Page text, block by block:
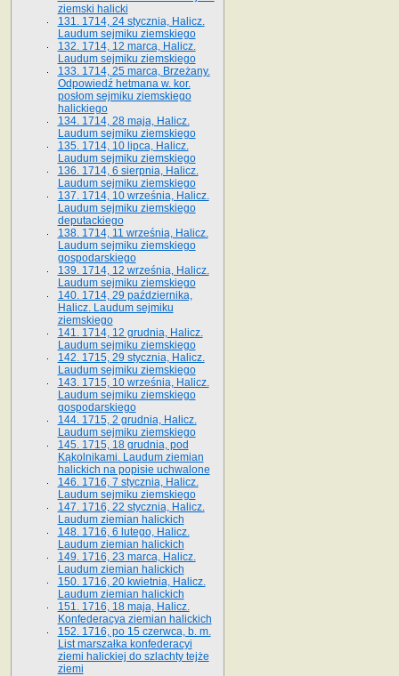
ziemski halicki
131. 1714, 24 stycznia, Halicz.
Laudum sejmiku ziemskiego
132. 1714, 12 marca, Halicz.
Laudum sejmiku ziemskiego
133. 1714, 25 marca, Brzeżany.
Odpowiedź hetmana w. kor.
posłom sejmiku ziemskiego
halickiego
134. 1714, 28 maja, Halicz.
Laudum sejmiku ziemskiego
135. 1714, 10 lipca, Halicz.
Laudum sejmiku ziemskiego
136. 1714, 6 sierpnia, Halicz.
Laudum sejmiku ziemskiego
137. 1714, 10 września, Halicz.
Laudum sejmiku ziemskiego
deputackiego
138. 1714, 11 września, Halicz.
Laudum sejmiku ziemskiego
gospodarskiego
139. 1714, 12 września, Halicz.
Laudum sejmiku ziemskiego
140. 1714, 29 października,
Halicz. Laudum sejmiku
ziemskiego
141. 1714, 12 grudnia, Halicz.
Laudum sejmiku ziemskiego
142. 1715, 29 stycznia, Halicz.
Laudum sejmiku ziemskiego
143. 1715, 10 września, Halicz.
Laudum sejmiku ziemskiego
gospodarskiego
144. 1715, 2 grudnia, Halicz.
Laudum sejmiku ziemskiego
145. 1715, 18 grudnia, pod
Kąkolnikami. Laudum ziemian
halickich na popisie uchwalone
146. 1716, 7 stycznia, Halicz.
Laudum sejmiku ziemskiego
147. 1716, 22 stycznia, Halicz.
Laudum ziemian halickich
148. 1716, 6 lutego, Halicz.
Laudum ziemian halickich
149. 1716, 23 marca, Halicz.
Laudum ziemian halickich
150. 1716, 20 kwietnia, Halicz.
Laudum ziemian halickich
151. 1716, 18 maja, Halicz.
Konfederacya ziemian halickich
152. 1716, po 15 czerwca, b. m.
List marszałka konfederacyi
ziemi halickiej do szlachty tejże
ziemi